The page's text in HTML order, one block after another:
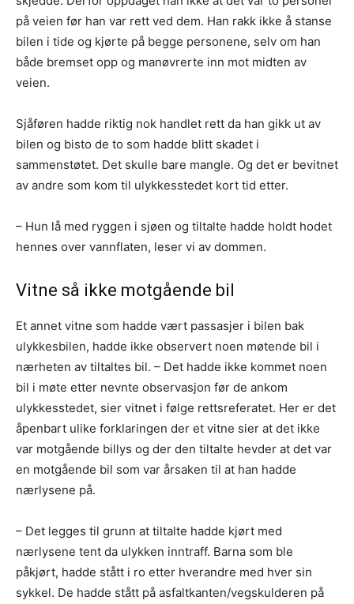
på veien før han var rett ved dem. Han rakk ikke å stanse
bilen i tide og kjørte på begge personene, selv om han
både bremset opp og manøvrerte inn mot midten av
veien.
Sjåføren hadde riktig nok handlet rett da han gikk ut av
bilen og bisto de to som hadde blitt skadet i
sammenstøtet. Det skulle bare mangle. Og det er bevitnet
av andre som kom til ulykkesstedet kort tid etter.
– Hun lå med ryggen i sjøen og tiltalte hadde holdt hodet
hennes over vannflaten, leser vi av dommen.
Vitne så ikke motgående bil
Et annet vitne som hadde vært passasjer i bilen bak
ulykkesbilen, hadde ikke observert noen møtende bil i
nærheten av tiltaltes bil. – Det hadde ikke kommet noen
bil i møte etter nevnte observasjon før de ankom
ulykkesstedet, sier vitnet i følge rettsreferatet. Her er det
åpenbart ulike forklaringen der et vitne sier at det ikke
var motgående billys og der den tiltalte hevder at det var
en motgående bil som var årsaken til at han hadde
nærlysene på.
– Det legges til grunn at tiltalte hadde kjørt med
nærlysene tent da ulykken inntraff. Barna som ble
påkjørt, hadde stått i ro etter hverandre med hver sin
sykkel. De hadde stått på asfaltkanten/vegskulderen på